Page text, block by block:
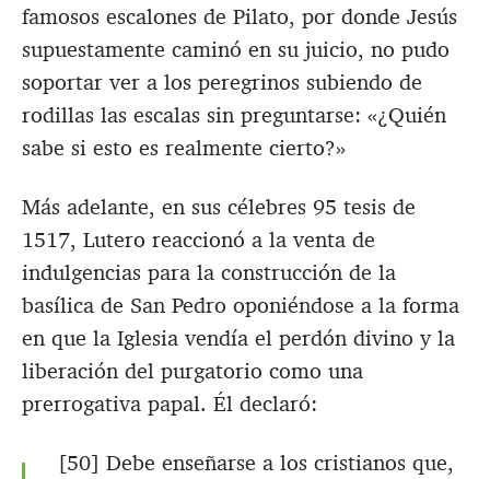
famosos escalones de Pilato, por donde Jesús
supuestamente caminó en su juicio, no pudo
soportar ver a los peregrinos subiendo de
rodillas las escalas sin preguntarse: «¿Quién
sabe si esto es realmente cierto?»
Más adelante, en sus célebres 95 tesis de
1517, Lutero reaccionó a la venta de
indulgencias para la construcción de la
basílica de San Pedro oponiéndose a la forma
en que la Iglesia vendía el perdón divino y la
liberación del purgatorio como una
prerrogativa papal. Él declaró:
[50] Debe enseñarse a los cristianos que,